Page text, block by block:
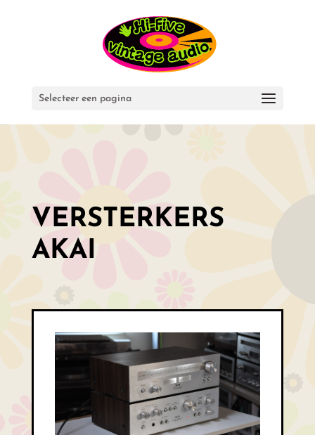
Selecteer een pagina
VERSTERKERS
AKAI